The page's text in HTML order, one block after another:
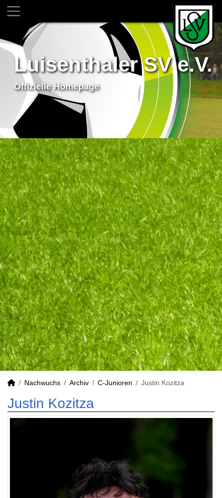
Luisenthaler SV e.V.
Offizielle Homepage
Nachwuchs Archiv C-Junioren Justin Kozitza
Justin Kozitza